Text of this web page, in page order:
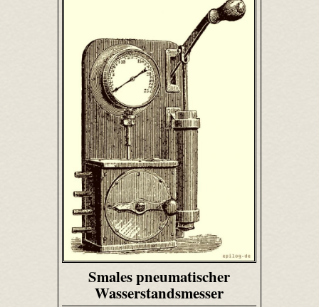
Smales pneumatischer
Wasserstandsmesser